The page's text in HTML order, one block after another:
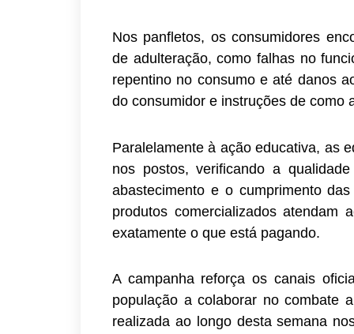
Nos panfletos, os consumidores
de adulteração, como falhas no
repentino no consumo e até danos
do consumidor e instruções de como
Paralelamente à ação educativa, as
nos postos, verificando a
abastecimento e o cumprimento
produtos comercializados atendam
exatamente o que está pagando.
A campanha reforça os canais
população a colaborar no combate
realizada ao longo desta semana